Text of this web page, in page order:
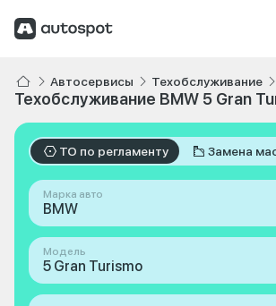
Автосервисы Техобслуживание
Техобслуживание BMW 5 Gran
ТО по регламенту Замена
Марка авто
BMW
Модель
5 Gran Turismo